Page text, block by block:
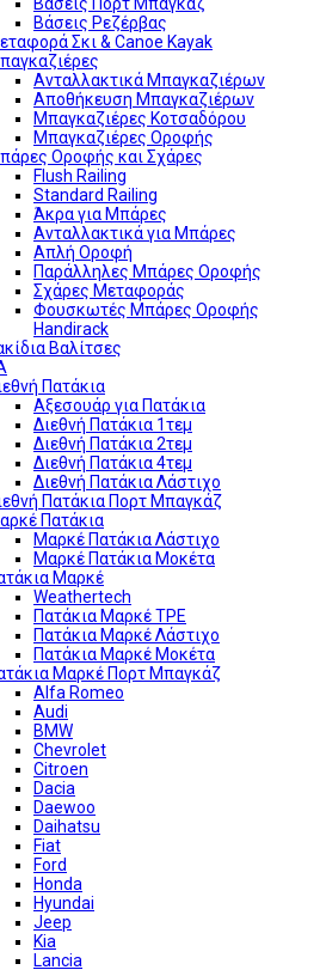
Βάσεις Ρεζέρβας
Σκι & Canoe Kayak
Ανταλλακτικά Μπαγκαζιέρων
Αποθήκευση Μπαγκαζιέρων
Μπαγκαζιέρες Κοτσαδόρου
Μπαγκαζιέρες Οροφής
Οροφής και Σχάρες
Flush Railing
Standard Railing
Άκρα για Μπάρες
Ανταλλακτικά για Μπάρες
Απλή Οροφή
Παράλληλες Μπάρες Οροφής
Σχάρες Μεταφοράς
Φουσκωτές Μπάρες Οροφής
Handirack
Βαλίτσες
Πατάκια
Αξεσουάρ για Πατάκια
Διεθνή Πατάκια 1τεμ
Διεθνή Πατάκια 2τεμ
Διεθνή Πατάκια 4τεμ
Διεθνή Πατάκια Λάστιχο
Πατάκια Πορτ Μπαγκάζ
Πατάκια
Μαρκέ Πατάκια Λάστιχο
Μαρκέ Πατάκια Μοκέτα
Μαρκέ
Weathertech
Πατάκια Μαρκέ TPE
Πατάκια Μαρκέ Λάστιχο
Πατάκια Μαρκέ Μοκέτα
Μαρκέ Πορτ Μπαγκάζ
Alfa Romeo
Audi
BMW
Chevrolet
Citroen
Dacia
Daewoo
Daihatsu
Fiat
Ford
Honda
Hyundai
Jeep
Kia
Lancia